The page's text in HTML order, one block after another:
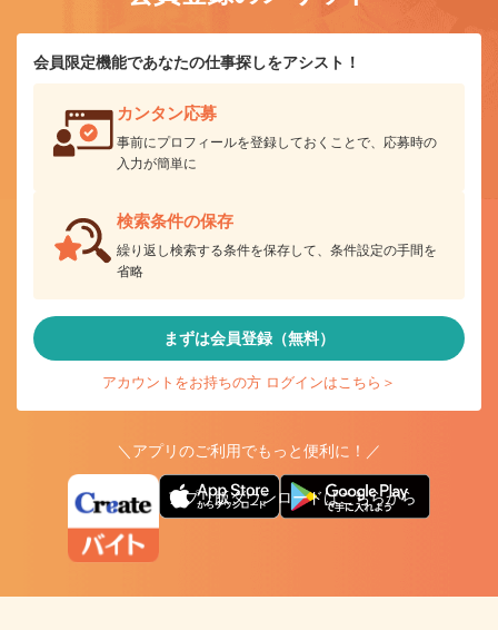
会員限定機能であなたの仕事探しをアシスト！
カンタン応募
事前にプロフィールを登録しておくことで、応募時の
入力が簡単に
検索条件の保存
繰り返し検索する条件を保存して、条件設定の手間を
省略
まずは会員登録（無料）
アカウントをお持ちの方 ログインはこちら＞
＼アプリのご利用でもっと便利に！／
アプリ版ダウンロードはこちらから